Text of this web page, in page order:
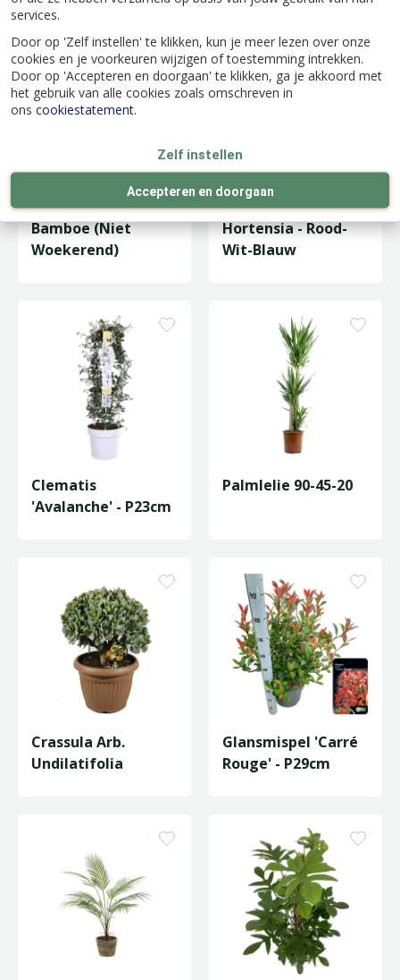
services.
Door op 'Zelf instellen' te klikken, kun je meer lezen over onze
cookies en je voorkeuren wijzigen of toestemming intrekken.
Door op 'Accepteren en doorgaan' te klikken, ga je akkoord met
het gebruik van alle cookies zoals omschreven in
ons cookiestatement.
Zelf instellen
Accepteren en doorgaan
Banenplant
Bamboe (Niet
Woekerend)
Hortensia - Rood-
Wit-Blauw
Clematis
'Avalanche' - P23cm
Palmlelie 90-45-20
Crassula Arb.
Undilatifolia
Glansmispel 'Carré
Rouge' - P29cm